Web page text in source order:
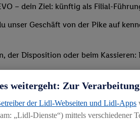
– dein Ziel: künftig als Filial-
unser Geschäft von der Pike auf
der Disposition oder beim
fit, sodass du bald deine
du an verschiedenen
externen Bildungszentrum
weitergeht: Zur
der Lidl-Webseiten und Lidl-Apps
„Lidl-Dienste“) mittels verschiedener